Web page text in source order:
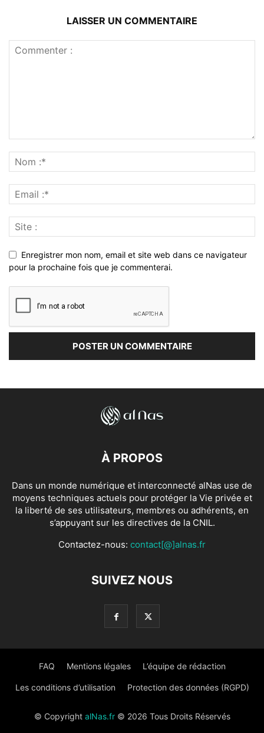
LAISSER UN COMMENTAIRE
Enregistrer mon nom, email et site web dans ce navigateur
pour la prochaine fois que je commenterai.
À PROPOS
Dans un monde numérique et interconnecté alNas use de
moyens techniques actuels pour protéger la Vie privée et
la liberté de ses utilisateurs, membres ou adhérents, en
s’appuyant sur les directives de la CNIL.
Contactez-nous: contact[@]alnas.fr
SUIVEZ NOUS
FAQ Mentions légales L’équipe de rédaction
Les conditions d’utilisation Protection des données (RGPD)
© Copyright alNas.fr© 2026 Tous Droits Réservés